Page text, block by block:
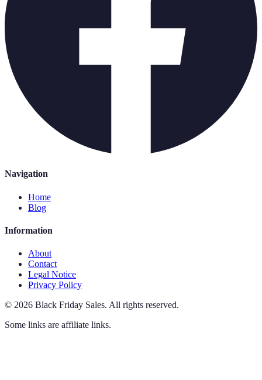
Navigation
Home
Blog
Information
About
Contact
Legal Notice
Privacy Policy
© 2026 Black Friday Sales. All rights reserved.
Some links are affiliate links.